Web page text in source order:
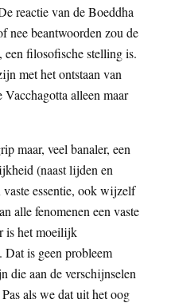
reactie van de Boeddha
nee beantwoorden zou de
filosofische stelling is.
met het ontstaan van
alleen maar
maar, veel banaler, een
(naast lijden en
essentie, ook wijzelf
alle fenomenen een vaste
is het moeilijk
Dat is geen probleem
die aan de verschijnselen
als we dat uit het oog